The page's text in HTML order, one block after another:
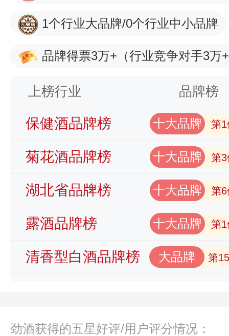
1个行业大品牌/0个行业中小品牌
品牌得票3万+ （行业竞争对手3万
上榜行业 品牌榜
保健酒品牌榜 十大品牌 第1
菊花酒品牌榜 十大品牌 第3
湖北省品牌榜 十大品牌 第6
露酒品牌榜 十大品牌 第1
清香型白酒品牌榜 大品牌 第
劲酒获得的五星好评/用户评分情况：